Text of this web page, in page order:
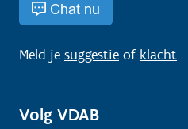
Chat nu
Meld je suggestie of klacht
Volg VDAB